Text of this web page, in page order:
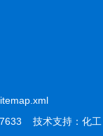
技术支持： 化工